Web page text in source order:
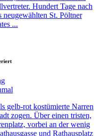
Hundert Tage nach
neugewählten St. Pöltner
...
gelb-rot kostümierte Narren
zogen. Über einen tristen,
vorbei an der wenig
und Rathausplatz